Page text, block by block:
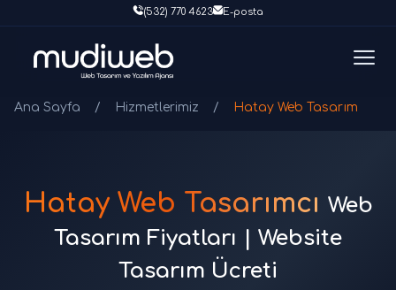
(532) 770 4623 E-posta
Ana Sayfa / Hizmetlerimiz / Hatay Web Tasarım
Hatay Web Tasarımcı Web
Tasarım Fiyatları | Website
Tasarım Ücreti